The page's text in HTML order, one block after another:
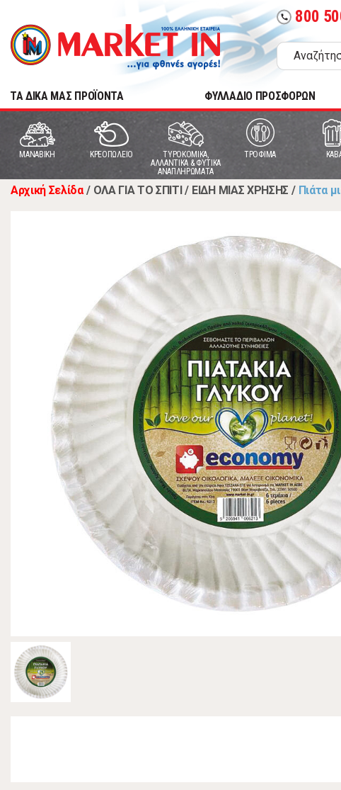
call 800
TA ΔΙΚΑ ΜΑΣ ΠΡΟΪΟΝΤΑ ΦΥΛΛΑΔΙΟ ΠΡΟΣΦΟΡΩΝ
MANABIKH ΚΡΕΟΠΩΛΕΙΟ
ΤΥΡΟΚΟΜΙΚΑ,
ΑΛΛΑΝΤΙΚΑ & ΦΥΤΙΚΑ
ΑΝΑΠΛΗΡΩΜΑΤΑ
ΤΡΟΦΙΜΑ
Αρχική Σελίδα / ΟΛΑ ΓΙΑ ΤΟ ΣΠΙΤΙ / ΕΙΔΗ ΜΙΑΣ ΧΡΗΣΗΣ / Πιάτα